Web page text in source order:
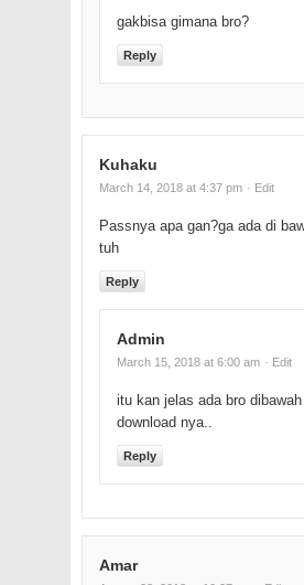
gakbisa gimana bro?
Reply
Kuhaku
March 14, 2018 at 4:37 pm · Edit
Passnya apa gan?ga ada di
tuh
Reply
Admin
March 15, 2018 at 6:00 am · Edit
itu kan jelas ada bro
download nya..
Reply
Amar